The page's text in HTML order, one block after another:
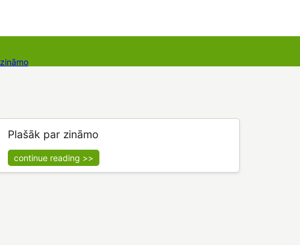
Plašāk par zināmo
continue reading >>